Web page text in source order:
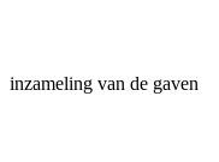
inzameling van de gaven